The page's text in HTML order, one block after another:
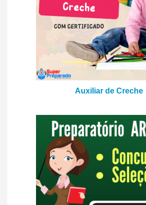
Auxiliar de Creche